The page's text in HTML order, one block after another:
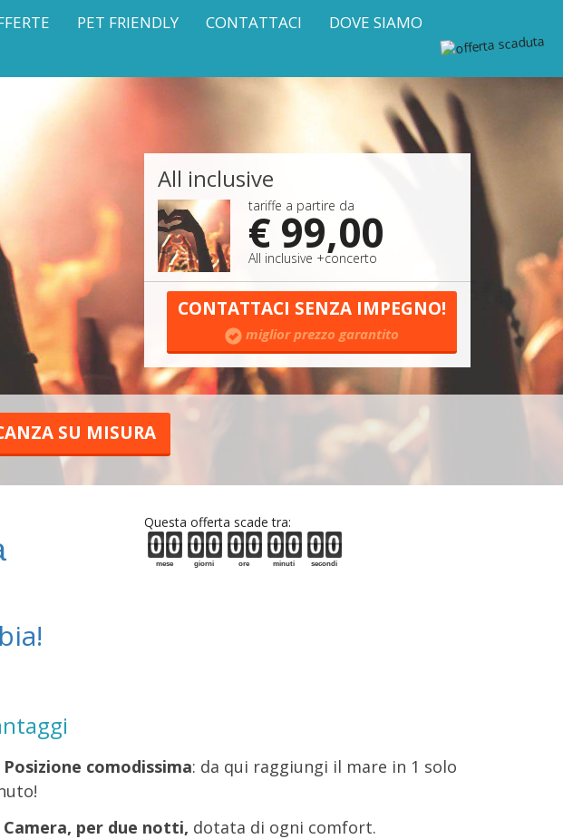
PET FRIENDLY CONTATTACI DOVE SIAMO
All inclusive
tariffe a partire da
€ 99,00
All inclusive +concerto
CONTATTACI SENZA IMPEGNO!
miglior prezzo garantito
SU MISURA
Questa offerta scade tra:
mese giorni ore minuti secondi
Posizione comodissima: da qui raggiungi il mare in 1 solo
Camera, per due notti, dotata di ogni comfort.